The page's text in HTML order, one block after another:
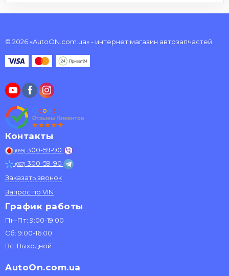
© 2026 «AutoON.com.ua» - интернет магазин автозапчастей
Контакты
(099) 300-59-90
(067) 300-59-90
Заказать звонок
Запрос по VIN
График работы
Пн-Пт: 9:00-19:00
Сб: 9:00-16:00
Вс: Выходной
AutoOn.com.ua